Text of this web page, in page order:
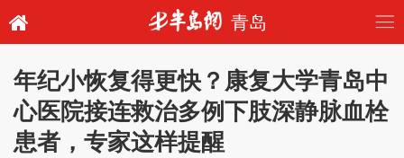
青岛
年纪小恢复得更快？康复大学青岛中
心医院接连救治多例下肢深静脉血栓
患者，专家这样提醒